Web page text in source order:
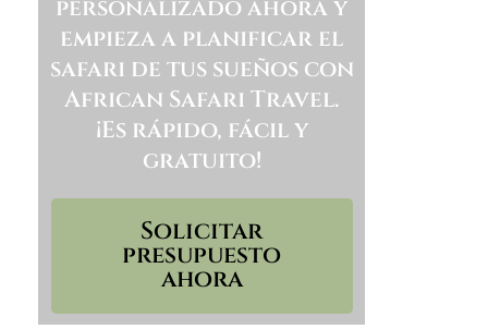
personalizado ahora y
empieza a planificar el
safari de tus sueños con
African Safari Travel.
¡Es rápido, fácil y
gratuito!
Solicitar
presupuesto
ahora